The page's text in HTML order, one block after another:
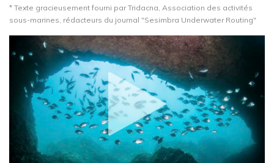
* Texte gracieusement fourni par Tridacna, Association des activités
sous-marines, rédacteurs du journal "Sesimbra Underwater Routing"